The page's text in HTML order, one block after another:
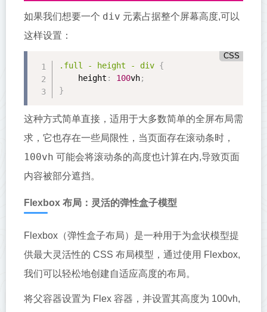
如果我们想要一个 div 元素占据整个屏幕高度,可以
这样设置：
CSS
.full - height - div {
height : 100vh;
}
这种方式简单直接，适用于大多数简单的全屏布局需
求，它也存在一些局限性，当页面存在滚动条时，
100vh 可能会将滚动条的高度也计算在内,导致页面
内容被部分遮挡。
Flexbox 布局：灵活的弹性盒子模型
Flexbox（弹性盒子布局）是一种用于为盒状模型提
供最大灵活性的 CSS 布局模型，通过使用 Flexbox,
我们可以轻松地创建自适应高度的布局。
将父容器设置为 Flex 容器，并设置其高度为 100vh,